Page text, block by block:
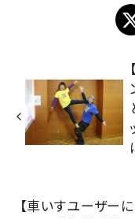
【車いすユーザー